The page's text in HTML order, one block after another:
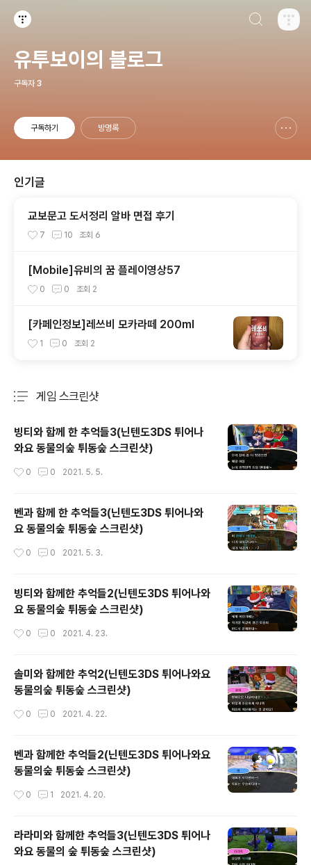
유투보이의 블로그
구독자 3
구독하기 방명록
인기글
교보문고 도서정리 알바 면접 후기
7 10 조회 6
[Mobile]유비의 꿈 플레이영상57
0 0 조회 2
[카페인정보]레쓰비 모카라떼 200ml
1 0 조회 2
게임 스크린샷
빙티와 함께 한 추억들3(닌텐도3DS 튀어나
와요 동물의숲 튀동숲 스크린샷)
0 0 2021. 5. 5.
벤과 함께 한 추억들3(닌텐도3DS 튀어나와
요 동물의숲 튀동숲 스크린샷)
0 0 2021. 5. 3.
빙티와 함께한 추억들2(닌텐도3DS 튀어나와
요 동물의숲 튀동숲 스크린샷)
0 0 2021. 4. 23.
솔미와 함께한 추억2(닌텐도3DS 튀어나와요
동물의숲 튀동숲 스크린샷)
0 0 2021. 4. 22.
벤과 함께한 추억들2(닌텐도3DS 튀어나와요
동물의숲 튀동숲 스크린샷)
0 1 2021. 4. 20.
라라미와 함께한 추억들3(닌텐도3DS 튀어나
와요 동물의 숲 튀동숲 스크린샷)